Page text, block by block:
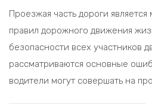
Проезжая часть дороги
правил дорожного движения
безопасности всех участников
рассматриваются основные
водители могут совершать на